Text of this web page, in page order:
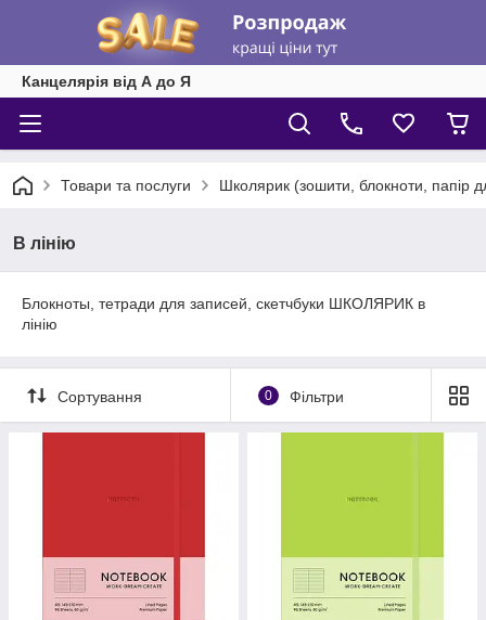
Канцелярія від А до Я
Товари та послуги Школярик (зошити, блокноти, папір
В лінію
Блокноты, тетради для записей, скетчбуки ШКОЛЯРИК в
лінію
Сортування 0 Фільтри